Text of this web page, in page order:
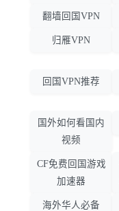
翻墙回国VPN
归雁VPN
回国VPN推荐
国外如何看国内
视频
CF免费回国游戏
加速器
海外华人必备